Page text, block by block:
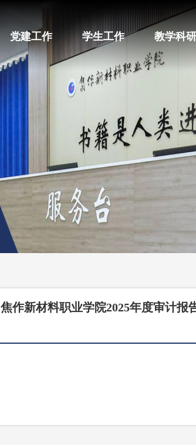
党建工作 学生工作 教学科研
焦作新材料职业学院2025年度审计报